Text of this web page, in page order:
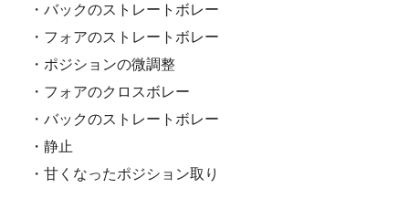
・バックのストレートボレー
・フォアのストレートボレー
・ポジションの微調整
・フォアのクロスボレー
・バックのストレートボレー
・静止
・甘くなったポジション取り